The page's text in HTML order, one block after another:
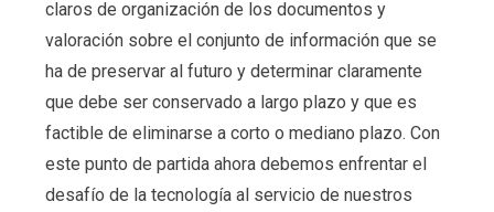
claros de organización de los documentos y
valoración sobre el conjunto de información que se
ha de preservar al futuro y determinar claramente
que debe ser conservado a largo plazo y que es
factible de eliminarse a corto o mediano plazo. Con
este punto de partida ahora debemos enfrentar el
desafío de la tecnología al servicio de nuestros